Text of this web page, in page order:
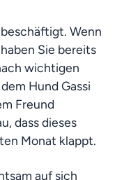
Wenn
Sie bereits
wichtigen
Hund Gassi
Freund
dass dieses
Monat klappt.
auf sich